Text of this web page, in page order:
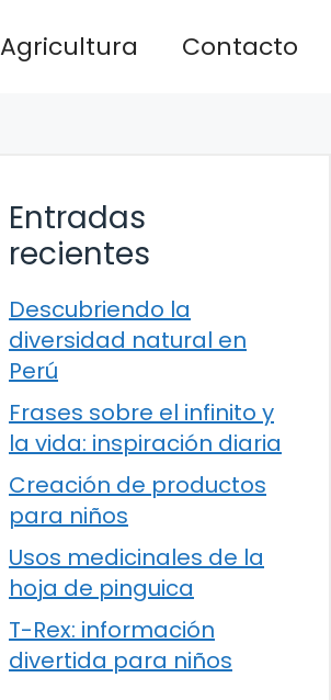
Agricultura Contacto
Entradas
recientes
Descubriendo la
diversidad natural en
Perú
Frases sobre el infinito y
la vida: inspiración diaria
Creación de productos
para niños
Usos medicinales de la
hoja de pinguica
T-Rex: información
divertida para niños